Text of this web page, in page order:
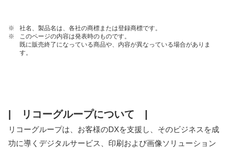
※
社名、製品名は、各社の商標または登録商標です。
※
このページの内容は発表時のものです。
既に販売終了になっている商品や、内容が異なっている場合がありま
す。
| リコーグループについて |
リコーグループは、お客様のDXを支援し、そのビジネスを成
功に導くデジタルサービス、印刷および画像ソリューション